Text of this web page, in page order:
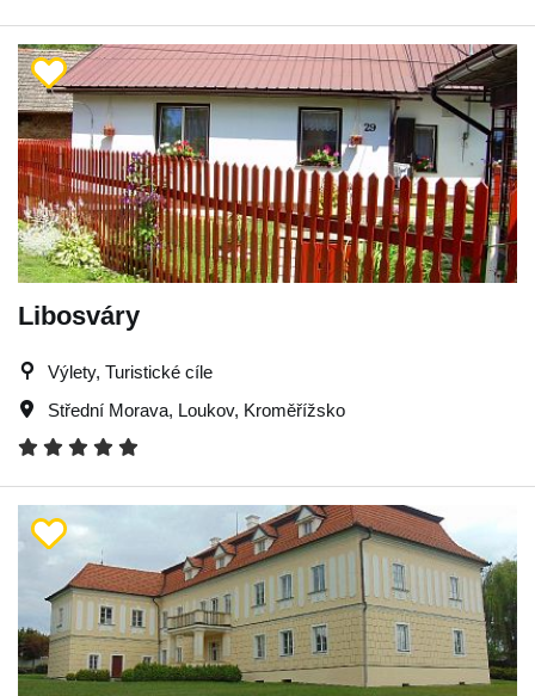
Libosváry
Výlety, Turistické cíle
Střední Morava, Loukov, Kroměřížsko